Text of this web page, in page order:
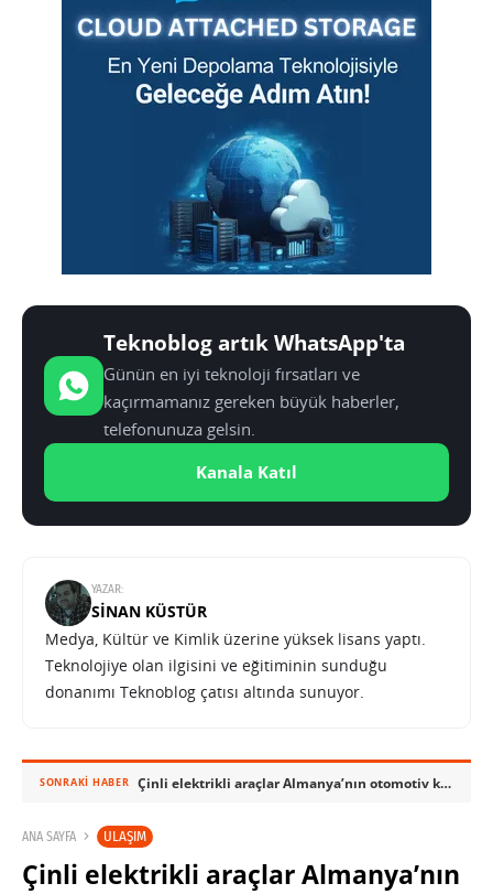
Teknoblog artık WhatsApp'ta
Günün en iyi teknoloji fırsatları ve
kaçırmamanız gereken büyük haberler,
telefonunuza gelsin.
Kanala Katıl
YAZAR:
SINAN KÜSTÜR
Medya, Kültür ve Kimlik üzerine yüksek lisans yaptı.
Teknolojiye olan ilgisini ve eğitiminin sunduğu
donanımı Teknoblog çatısı altında sunuyor.
SONRAKI HABER Çinli elektrikli araçlar Almanya’nın otomotiv kalesine yüklendi
ANA SAYFA ULAŞIM
Çinli elektrikli araçlar Almanya’nın